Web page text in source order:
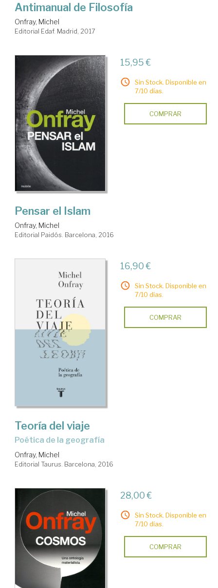
Antimanual de Filosofía
Onfray, Michel
Editorial Edaf. Madrid, 2017
15,95 €
Sin Stock. Disponible en
7/10 días.
COMPRAR
Pensar el Islam
Onfray, Michel
Editorial Paidós. Barcelona, 2016
16,90 €
Sin Stock. Disponible en
7/10 días.
COMPRAR
Teoría del viaje
poética de la geografía
Onfray, Michel
Editorial Taurus. Barcelona, 2016
28,00 €
Sin Stock. Disponible en
7/10 días.
COMPRAR